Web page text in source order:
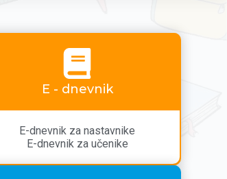
E - dnevnik
E-dnevnik za nastavnike
E-dnevnik za učenike